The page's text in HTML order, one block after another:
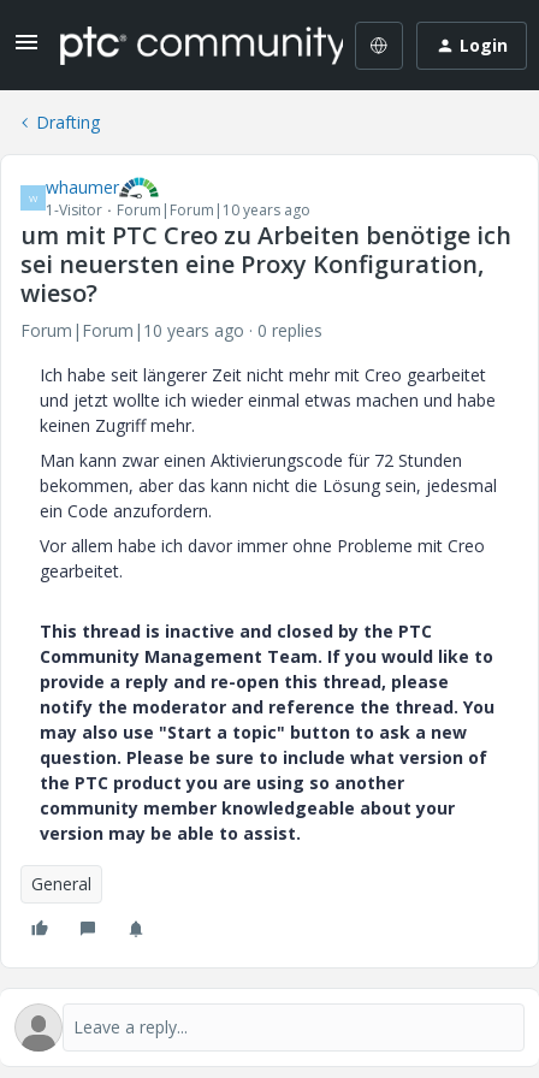
Login
Drafting
W whaumer
1-Visitor Forum|Forum|10 years ago
um mit PTC Creo zu Arbeiten benötige ich
sei neuersten eine Proxy Konfiguration,
wieso?
Forum|Forum|10 years ago
0 replies
Ich habe seit längerer Zeit nicht mehr mit Creo gearbeitet
und jetzt wollte ich wieder einmal etwas machen und habe
keinen Zugriff mehr.
Man kann zwar einen Aktivierungscode für 72 Stunden
bekommen, aber das kann nicht die Lösung sein, jedesmal
ein Code anzufordern.
Vor allem habe ich davor immer ohne Probleme mit Creo
gearbeitet.
This thread is inactive and closed by the PTC
Community Management Team. If you would like to
provide a reply and re-open this thread, please
notify the moderator and reference the thread. You
may also use "Start a topic" button to ask a new
question. Please be sure to include what version of
the PTC product you are using so another
community member knowledgeable about your
version may be able to assist.
General